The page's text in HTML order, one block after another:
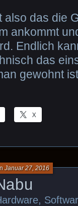
also das die
ankommt
Endlich
das
gewohnt
X
Januar 27, 2016
,